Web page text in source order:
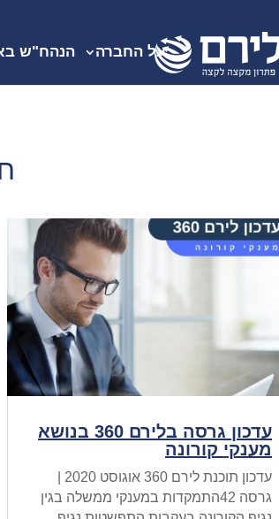
על החברה הנהח"ש
עדכון גרסה בלירם 360 בנושא
מענקי קורונה
גרסה 42התמקדות במענקי ממשלה בגין